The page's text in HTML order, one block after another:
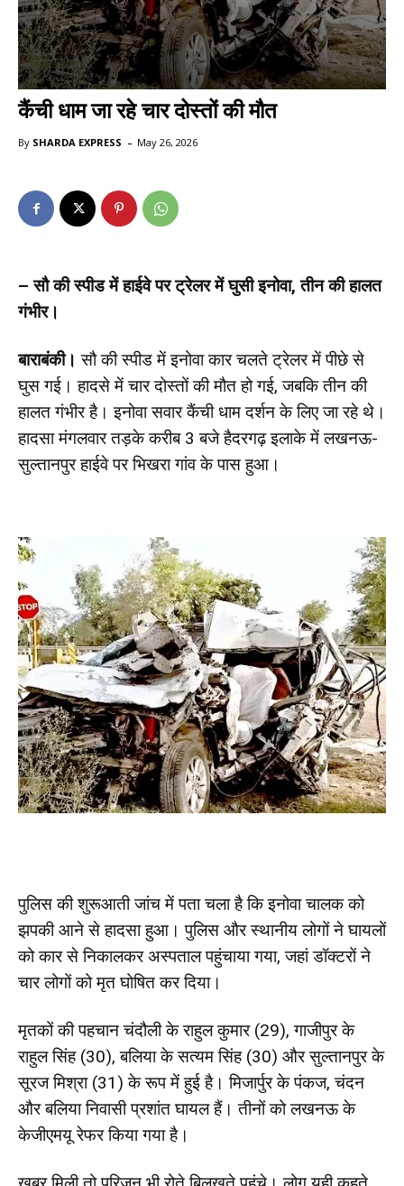
कैंची धाम जा रहे चार दोस्तों की मौत
By SHARDA EXPRESS - May 26, 2026
– सौ की स्पीड में हाईवे पर ट्रेलर में घुसी इनोवा, तीन की हालत
गंभीर।
बाराबंकी। सौ की स्पीड में इनोवा कार चलते ट्रेलर में पीछे से
घुस गई। हादसे में चार दोस्तों की मौत हो गई, जबकि तीन की
हालत गंभीर है। इनोवा सवार कैंची धाम दर्शन के लिए जा रहे थे।
हादसा मंगलवार तड़के करीब 3 बजे हैदरगढ़ इलाके में लखनऊ-
सुल्तानपुर हाईवे पर भिखरा गांव के पास हुआ।
पुलिस की शुरूआती जांच में पता चला है कि इनोवा चालक को
झपकी आने से हादसा हुआ। पुलिस और स्थानीय लोगों ने घायलों
को कार से निकालकर अस्पताल पहुंचाया गया, जहां डॉक्टरों ने
चार लोगों को मृत घोषित कर दिया।
मृतकों की पहचान चंदौली के राहुल कुमार (29), गाजीपुर के
राहुल सिंह (30), बलिया के सत्यम सिंह (30) और सुल्तानपुर के
सूरज मिश्रा (31) के रूप में हुई है। मिजार्पुर के पंकज, चंदन
और बलिया निवासी प्रशांत घायल हैं। तीनों को लखनऊ के
केजीएमयू रेफर किया गया है।